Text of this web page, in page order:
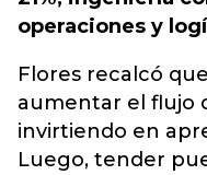
operaciones y
Flores recalcó
aumentar el flujo
invirtiendo en
Luego, tender